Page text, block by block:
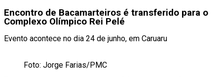
Encontro de Bacamarteiros é transferido para o
Complexo Olímpico Rei Pelé
Evento acontece no dia 24 de junho, em Caruaru
Foto: Jorge Farias/PMC